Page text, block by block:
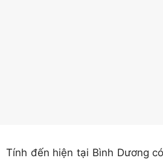
Tính đến hiện tại Bình Dương